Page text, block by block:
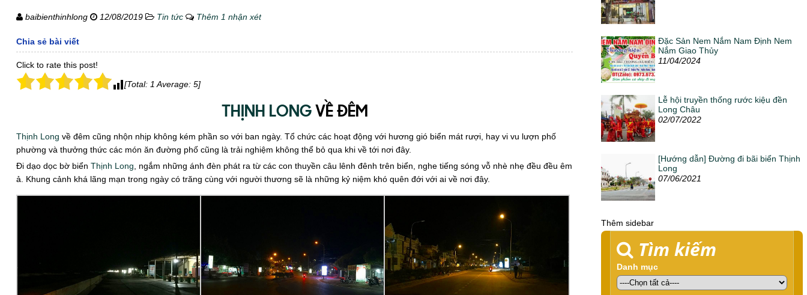
baibienthinhlong 12/08/2019 Tin tức Thêm 1 nhận xét
Chia sẻ bài viết
Click to rate this post!
[Total: 1Average: 5]
THỊNH LONGVỀ ĐÊM
Thịnh Long về đêm cũng nhộn nhịp không kém phần so với ban ngày. Tổ chức các hoạt động với hương gió biển mát rượi, hay vi vu lượn phố
phường và thưởng thức các món ăn đường phố cũng là trải nghiệm không thể bỏ qua khi về tới nơi đây.
Đi dạo dọc bờ biển Thịnh Long, ngắm những ánh đèn phát ra từ các con thuyền câu lênh đênh trên biển, nghe tiếng sóng vỗ nhè nhẹ đều đều êm
ả. Khung cảnh khá lãng mạn trong ngày có trăng cùng với người thương sẽ là những kỷ niệm khó quên đới với ai về nơi đây.
Đặc Sản Nem Nắm Nam Định Nem
Nắm Giao Thủy
11/04/2024
Lễ hội truyền thống rước kiệu đền
Long Châu
02/07/2022
[Hướng dẫn] Đường đi bãi biển Thịnh
Long
07/06/2021
Thêm sidebar
Tìm kiếm
Danh mục